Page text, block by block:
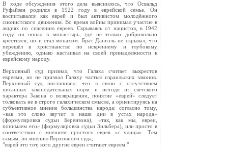
В ходе обсуждения этого дела выяснилось, что Освальд
Руфайзен родился в 1922 году в еврейской семье. Он
воспитывался как еврей и был активистом молодёжного
сионистского движения. Во время войны принимал участие в
акциях по спасению евреев. Скрываясь от нацистов, в 1942
году он попал в монастырь, где не только добровольно
крестился, но и стал монахом. Брат Даниэль не скрывал, что
перешёл в христианство по искреннему и глубокому
убеждению, однако настаивал на своей принадлежности к
еврейскому народу.
Верховный суд признал, что Галаха считает выкрестов
евреями, но не признал Галаху частью израильских законов.
Верховный суд постановил, что в связи с отсутствием
писанных законодательных норм и исходя из светского
характера Закона о возвращении, понятие «еврей» следует
толковать не в строго галахическом смысле, а ориентируясь на
субъективное мнение большинства народа: согласно тому,
«как это слово звучит в наши дни в устах народа»
(формулировка судьи Берензона), «так, как мы, евреи,
понимаем его» (формулировка судьи Зильбера), или просто в
соответствии с мнением простого еврея «с улицы». Тем
самым, по мнению Верховного суда,
"еврей это тот, кого другие евреи считают евреем."